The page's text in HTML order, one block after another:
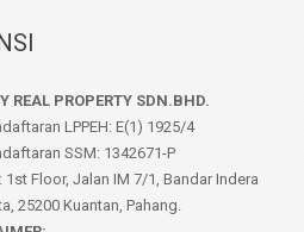
REAL PROPERTY SDN.BHD.
LPPEH: E(1) 1925/4
SSM: 1342671-P
1st Floor, Jalan IM 7/1, Bandar Indera
25200 Kuantan, Pahang.